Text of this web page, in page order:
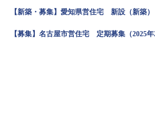
【新築・募集】愛知県営住宅 新設（新築）
【募集】名古屋市営住宅 定期募集（2025年